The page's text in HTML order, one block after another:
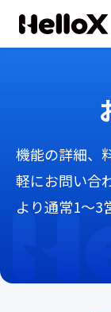
機能の詳細、
軽にお問い合
より通常1〜3